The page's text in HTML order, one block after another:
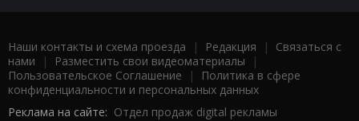
Наши контакты и схема проезда | Редакция | Связаться с
нами | Разместить свои видеоматериалы |
Пользовательское Соглашение |
Политика в сфере
конфиденциальности и персональных данных
Реклама на сайте: Отдел продаж digital рекламы